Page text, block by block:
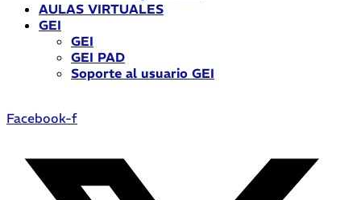
AULAS VIRTUALES
GEI
GEI
GEI PAD
Soporte al usuario GEI
Facebook-f